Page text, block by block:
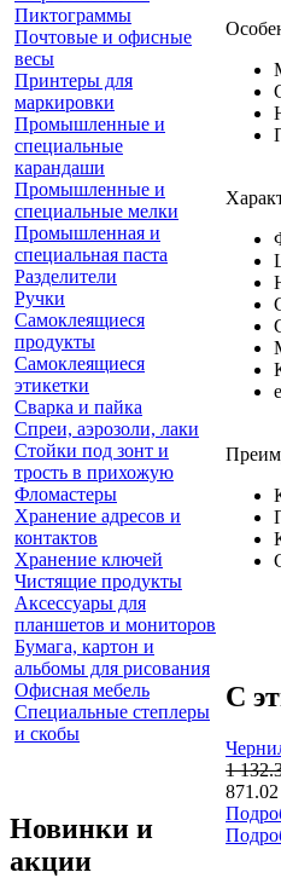
Пиктограммы
Почтовые и офисные
весы
Принтеры для
маркировки
Промышленные и
специальные
карандаши
Промышленные и
специальные мелки
Промышленная и
специальная паста
Разделители
Ручки
Самоклеящиеся
продукты
Самоклеящиеся
этикетки
Сварка и пайка
Спреи, аэрозоли, лаки
Стойки под зонт и
трость в прихожую
Фломастеры
Хранение адресов и
контактов
Хранение ключей
Чистящие продукты
Аксессуары для
планшетов и мониторов
Бумага, картон и
альбомы для рисования
Офисная мебель
Специальные степлеры
и скобы
Новинки и
акции
С
1